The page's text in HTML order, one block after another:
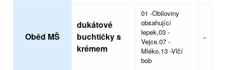
Oběd MŠ
dukátové
buchtičky s
krémem
01 -Obiloviny
obsahující
lepek,03 -
Vejce,07 -
Mléko,13 -Vlčí
bob